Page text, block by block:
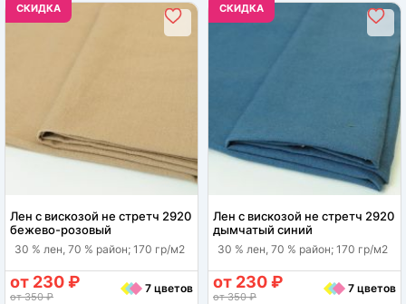
CКИДКА
Лен с вискозой не стретч 2920
бежево-розовый
30 % лен, 70 % район; 170 гр/м2
от 230 ₽
от 350 ₽
7 цветов
CКИДКА
Лен с вискозой не стретч 2920
дымчатый синий
30 % лен, 70 % район; 170 гр/м2
от 230 ₽
от 350 ₽
7 цветов